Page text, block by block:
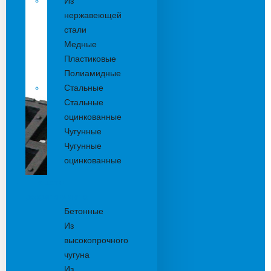
нержавеющей
стали
Медные
Пластиковые
Полиамидные
Стальные
Стальные
оцинкованные
Чугунные
Чугунные
оцинкованные
Бетонные
Из
высокопрочного
чугуна